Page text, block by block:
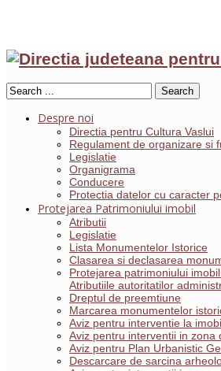
Search
Despre noi
Directia pentru Cultura Vaslui
Regulament de organizare si
Legislatie
Organigrama
Conducere
Protectia datelor cu caracter
Protejarea Patrimoniului imobil
Atributii
Legislatie
Lista Monumentelor Istorice
Clasarea si declasarea
Protejarea patrimoniului
Atributiile autoritatilor
Dreptul de preemtiune
Marcarea monumentelor
Aviz pentru interventie la
Aviz pentru interventii in
Aviz pentru Plan Urbanistic
Descarcare de sarcina